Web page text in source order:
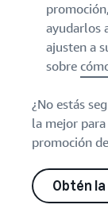
ayudarlos
ajusten a
sobre
¿No estás
la mejor
promoción
Obtén